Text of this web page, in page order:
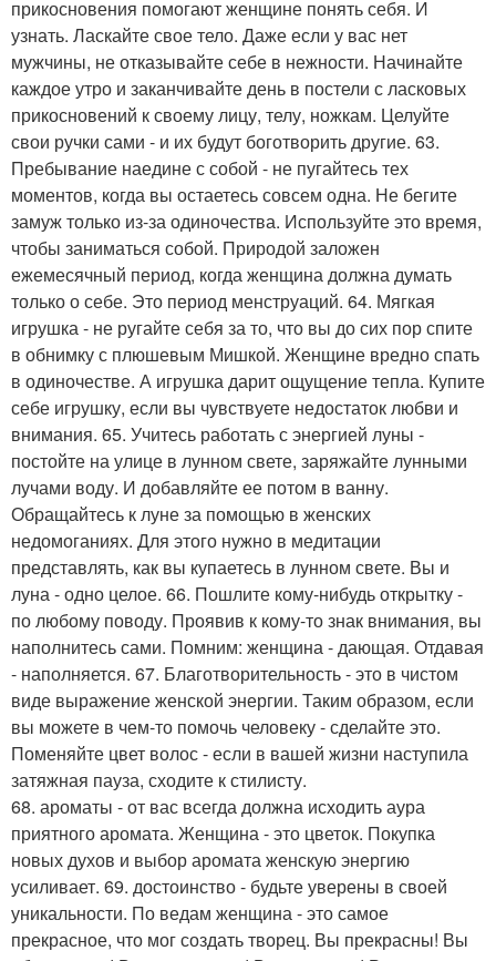
прикосновения помогают женщине понять себя. И
узнать. Ласкайте свое тело. Даже если у вас нет
мужчины, не отказывайте себе в нежности. Начинайте
каждое утро и заканчивайте день в постели с ласковых
прикосновений к своему лицу, телу, ножкам. Целуйте
свои ручки сами - и их будут боготворить другие. 63.
Пребывание наедине с собой - не пугайтесь тех
моментов, когда вы остаетесь совсем одна. Не бегите
замуж только из-за одиночества. Используйте это время,
чтобы заниматься собой. Природой заложен
ежемесячный период, когда женщина должна думать
только о себе. Это период менструаций. 64. Мягкая
игрушка - не ругайте себя за то, что вы до сих пор спите
в обнимку с плюшевым Мишкой. Женщине вредно спать
в одиночестве. А игрушка дарит ощущение тепла. Купите
себе игрушку, если вы чувствуете недостаток любви и
внимания. 65. Учитесь работать с энергией луны -
постойте на улице в лунном свете, заряжайте лунными
лучами воду. И добавляйте ее потом в ванну.
Обращайтесь к луне за помощью в женских
недомоганиях. Для этого нужно в медитации
представлять, как вы купаетесь в лунном свете. Вы и
луна - одно целое. 66. Пошлите кому-нибудь открытку -
по любому поводу. Проявив к кому-то знак внимания, вы
наполнитесь сами. Помним: женщина - дающая. Отдавая
- наполняется. 67. Благотворительность - это в чистом
виде выражение женской энергии. Таким образом, если
вы можете в чем-то помочь человеку - сделайте это.
Поменяйте цвет волос - если в вашей жизни наступила
затяжная пауза, сходите к стилисту.
68. ароматы - от вас всегда должна исходить аура
приятного аромата. Женщина - это цветок. Покупка
новых духов и выбор аромата женскую энергию
усиливает. 69. достоинство - будьте уверены в своей
уникальности. По ведам женщина - это самое
прекрасное, что мог создать творец. Вы прекрасны! Вы